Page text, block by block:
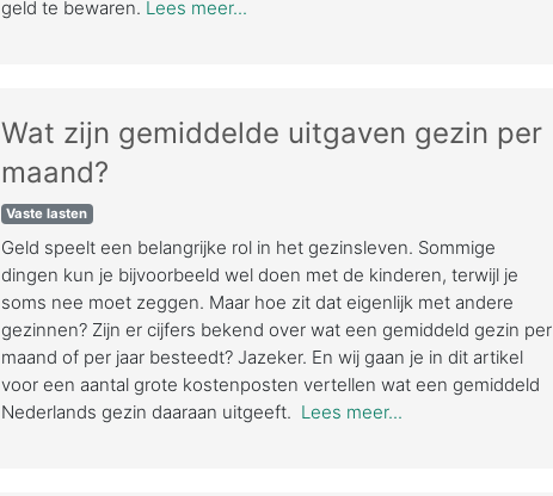
geld te bewaren. Lees meer...
Wat zijn gemiddelde uitgaven gezin per
maand?
Vaste lasten
Geld speelt een belangrijke rol in het gezinsleven. Sommige
dingen kun je bijvoorbeeld wel doen met de kinderen, terwijl je
soms nee moet zeggen. Maar hoe zit dat eigenlijk met andere
gezinnen? Zijn er cijfers bekend over wat een gemiddeld gezin per
maand of per jaar besteedt? Jazeker. En wij gaan je in dit artikel
voor een aantal grote kostenposten vertellen wat een gemiddeld
Nederlands gezin daaraan uitgeeft. Lees meer...